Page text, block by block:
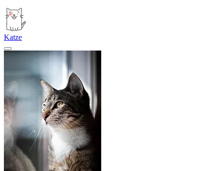
Katze